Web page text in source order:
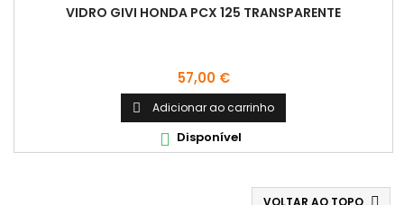
VIDRO GIVI HONDA PCX 125 TRANSPARENTE
Preço
57,00 €
 Adicionar ao carrinho
 Disponível
VOLTAR AO TOPO